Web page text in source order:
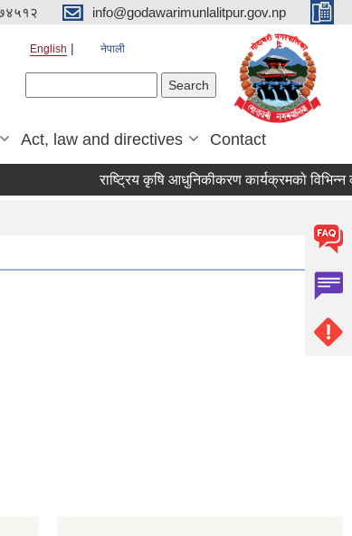
info@godawarimunlalitpur.gov.np
English नेपाली
Act, law and directives Contact